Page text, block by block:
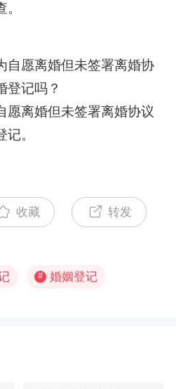
自愿离婚但未签署离婚协
登记吗？
愿离婚但未签署离婚协议
。
收藏 转发
# 婚姻登记